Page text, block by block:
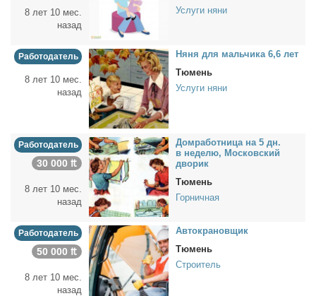
8 лет 10 мес.
назад
Услуги няни
Работодатель
8 лет 10 мес.
назад
Ня­ня для маль­чи­ка 6,6 лет
Тюмень
Услуги няни
Работодатель
30 000 ₶
8 лет 10 мес.
назад
Дом­ра­бот­ни­ца на 5 дн.
в неде­лю, Мос­ков­ский
дво­рик
Тюмень
Горничная
Работодатель
50 000 ₶
8 лет 10 мес.
назад
Ав­то­кра­нов­щик
Тюмень
Строитель